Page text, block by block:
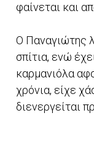
φαίνεται και
Ο Παναγιώτης
σπίτια, ενώ
καρμανιόλα
χρόνια, είχε
διενεργείται